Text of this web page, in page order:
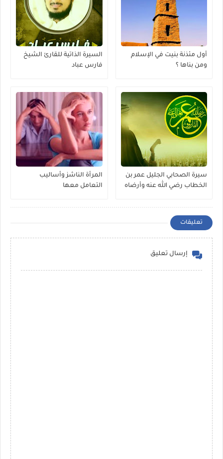
أول مئذنة بنيت في الإسلام
ومن بناها ؟
السيرة الذاتية للقارئ الشيخ
فارس عباد
سيرة الصحابي الجليل عمر بن
الخطاب رضي الله عنه وأرضاه
المرأة الناشز وأساليب
التعامل معها
تعليقات
إرسال تعليق